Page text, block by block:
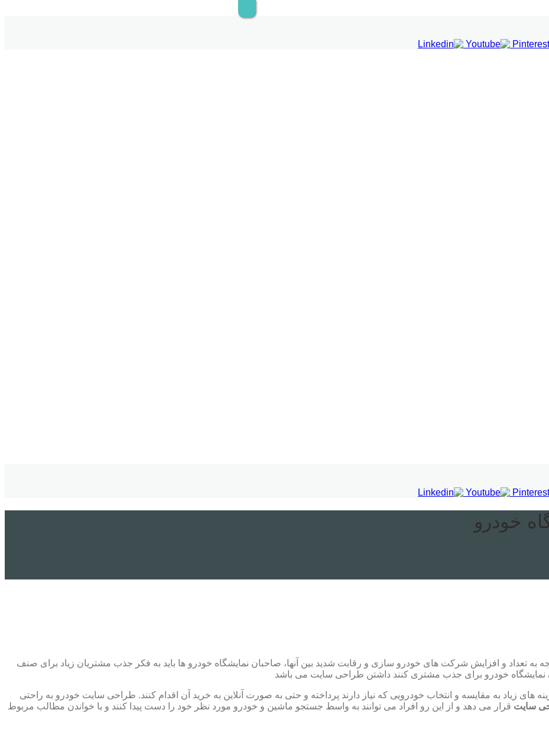
خودرو
به تعداد و افزایش شرکت های خودرو سازی و رقابت شدید بین آنها، صاحبان نمایشگاه خودرو ها باید به فکر جذب مشتریان زیاد برای صنف
نمایشگاه خودرو برای جذب مشتری کنند داشتن طراحی سایت می باشد
های زیاد به مقایسه و انتخاب خودرویی که نیاز دارند پرداخته و حتی به صورت آنلاین به خرید آن اقدام کنند. طراحی سایت خودرو به راحتی
سایت قرار می دهد و از این رو افراد می توانند به واسط جستجو ماشین و خودرو مورد نظر خود را دست پیدا کنند و با خواندن مطالب مربوط